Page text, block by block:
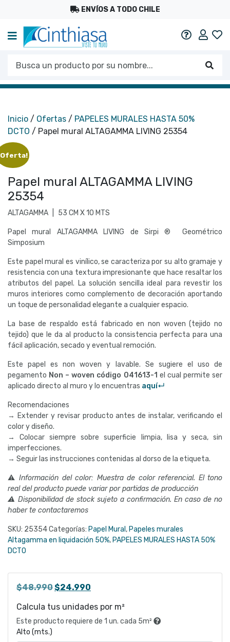
ENVÍOS A TODO CHILE
Mi
Busca un producto por su nombre...
Inicio / Ofertas / PAPELES MURALES HASTA 50%
DCTO / Papel mural ALTAGAMMA LIVING 25354
Papel mural ALTAGAMMA LIVING
25354
ALTAGAMMA 53 CM X 10 MTS
Papel mural ALTAGAMMA LIVING de Sirpi ® Geométrico
Simposium
Este papel mural es vinílico, se caracteriza por su alto gramaje y
resistencia con una textura impresionante que hace resaltar los
atributos del papel. La solución sencilla ideal para revestir los
muros interiores como complemento de decoración aportando
un toque de personalidad elegante a cualquier espacio.
La base de respaldo está fabricado en non woven (tejido no
tejido) que le da al producto la consistencia perfecta para una
fácil aplicación, secado y eventual remoción.
Este papel es non woven y lavable. Se sugiere el uso de
pegamento Non – woven código 041613-1 el cual permite ser
aplicado directo al muro y lo encuentras aquí↵
Recomendaciones
→ Extender y revisar producto antes de instalar, verificando el
color y diseño.
→ Colocar siempre sobre superficie limpia, lisa y seca, sin
imperfecciones.
→ Seguir las instrucciones contenidas al dorso de la etiqueta.
⚠ Información del color: Muestra de color referencial. El tono
real del producto puede variar por partidas de producción
⚠ Disponibilidad de stock sujeto a confirmación. En caso de no
haber te contactaremos
SKU: 25354Categorías: Papel Mural , Papeles murales
Altagamma en liquidación 50%, PAPELES MURALES HASTA 50%
DCTO
$48.990El
original
era:
$24.990
actual
es:
Calcula tus unidades por m²
Este producto requiere de 1 un. cada 5m²
Alto (mts.)